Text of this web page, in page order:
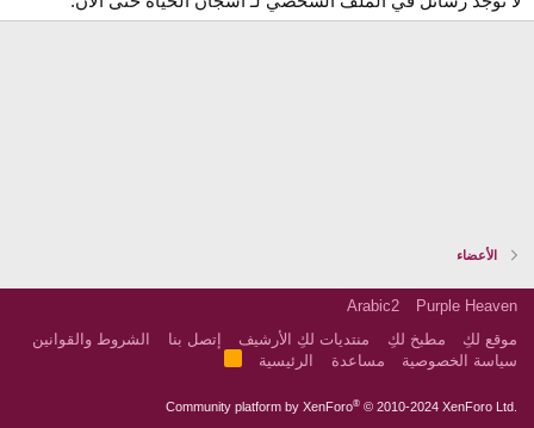
الأعضاء
Purple Heaven
Arabic2
موقع لكِ
مطبخ لكِ منتديات لكِ الأرشيف إتصل بنا
الشروط والقوانين
سياسة الخصوصية
مساعدة الرئيسية
Community platform by XenForo® © 2010-2024 XenForo Ltd.